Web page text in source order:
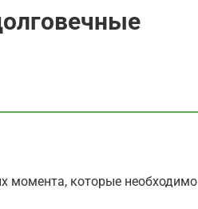
момента, которые необходимо